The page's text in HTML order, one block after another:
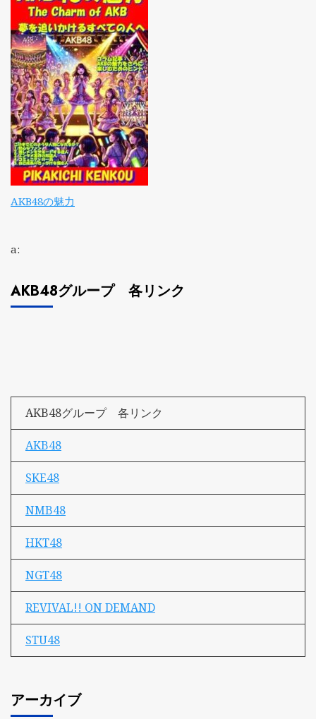
AKB48の魅力
a:
AKB48グループ 各リンク
AKB48グループ 各リンク
AKB48
SKE48
NMB48
HKT48
NGT48
REVIVAL!! ON DEMAND
STU48
アーカイブ